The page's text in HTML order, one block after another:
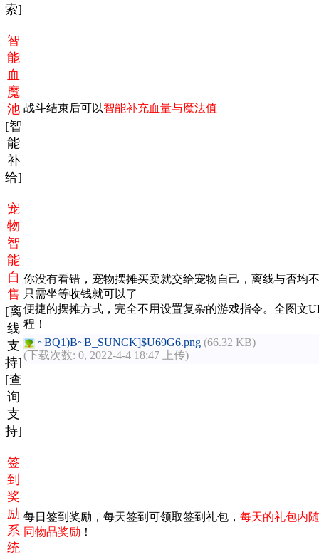
索]
智
能
血
魔
池
[智
能
补
给]
战斗结束后可以智能补充血量与魔法值
宠
物
智
能
自
售
[离
线
支
持]
[查
询
支
持]
你没有看错，宠物摆摊买卖就交给宠物自己，离线与否均
只需坐等收钱就可以了
便捷的摆摊方式，完全不用设置复杂的游戏指令。全图文
程！
~BQ1)B~B_SUNCK]$U69G6.png (66.32 KB)
(下载次数: 0, 2022-4-4 18:47 上传)
签
到
奖
励
系
统
每日签到奖励，每天签到可领取签到礼包， 每天的礼包内
同物品奖励 ！